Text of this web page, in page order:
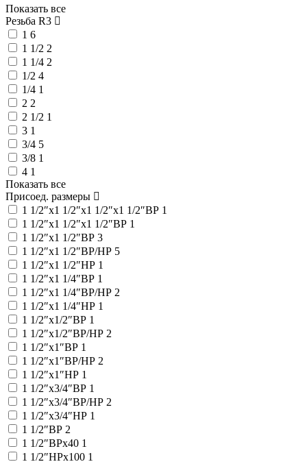
Показать все
Резьба R3
1 6
1 1/2 2
1 1/4 2
1/2 4
1/4 1
2 2
2 1/2 1
3 1
3/4 5
3/8 1
4 1
Показать все
Присоед. размеры
1 1/2″x1 1/2″x1 1/2″x1 1/2″ВР 1
1 1/2″x1 1/2″x1 1/2″ВР 1
1 1/2″x1 1/2″ВР 3
1 1/2″x1 1/2″ВР/НР 5
1 1/2″x1 1/2″НР 1
1 1/2″x1 1/4″ВР 1
1 1/2″x1 1/4″ВР/НР 2
1 1/2″x1 1/4″НР 1
1 1/2″x1/2″ВР 1
1 1/2″x1/2″ВР/НР 2
1 1/2″x1″ВР 1
1 1/2″x1″ВР/НР 2
1 1/2″x1″НР 1
1 1/2″x3/4″ВР 1
1 1/2″x3/4″ВР/НР 2
1 1/2″x3/4″НР 1
1 1/2″ВР 2
1 1/2″ВРx40 1
1 1/2″НРx100 1